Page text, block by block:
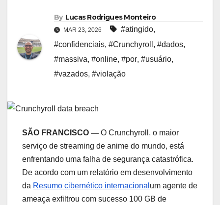
By Lucas Rodrigues Monteiro
MAR 23, 2026 #atingido,
#confidenciais, #Crunchyroll , #dados,
#massiva, #online, #por, #usuário,
#vazados, #violação
SÃO FRANCISCO — O Crunchyroll, o maior
serviço de streaming de anime do mundo, está
enfrentando uma falha de segurança catastrófica.
De acordo com um relatório em desenvolvimento
da Resumo cibernético internacional um agente de
ameaça exfiltrou com sucesso 100 GB de